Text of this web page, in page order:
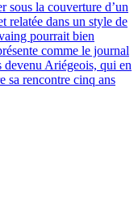
sous la couverture d’un
relatée dans un style de
pourrait bien
comme le journal
devenu Ariégeois, qui en
sa rencontre cinq ans